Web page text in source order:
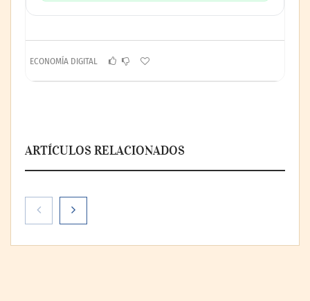
ECONOMÍA DIGITAL
ARTÍCULOS RELACIONADOS